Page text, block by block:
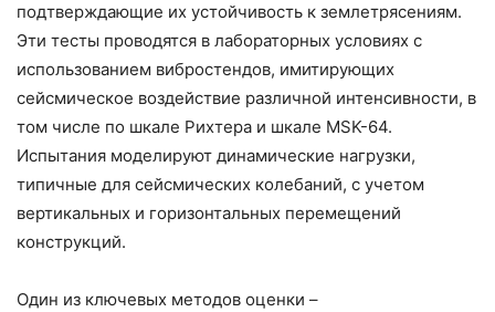
подтверждающие их устойчивость к землетрясениям.
Эти тесты проводятся в лабораторных условиях с
использованием вибростендов, имитирующих
сейсмическое воздействие различной интенсивности, в
том числе по шкале Рихтера и шкале MSK-64.
Испытания моделируют динамические нагрузки,
типичные для сейсмических колебаний, с учетом
вертикальных и горизонтальных перемещений
конструкций.
Один из ключевых методов оценки –